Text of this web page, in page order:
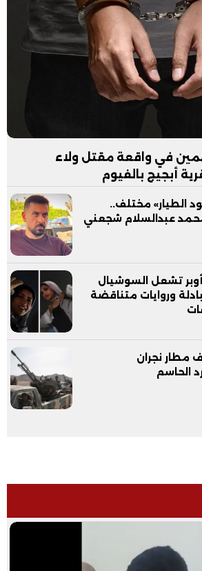
في واقعة مقتل ولاء
أبجيج بالفيوم
الطيار» مختلف..
عبدالسلام شجعني
تشعل السوشيال
وروايات متناقضة
مطار نجران
الحاسم